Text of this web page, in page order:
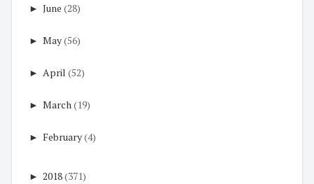
► June (28)
► May(56)
► April (52)
► March(19)
► February(4)
► 2018(371)